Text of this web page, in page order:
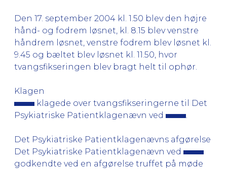
Den 17. september 2004 kl. 1.50 blev den højre
hånd- og fodrem løsnet, kl. 8.15 blev venstre
håndrem løsnet, venstre fodrem blev løsnet kl.
9.45 og bæltet blev løsnet kl. 11.50, hvor
tvangsfikseringen blev bragt helt til ophør.
Klagen
klagede over tvangsfikseringerne til Det
Psykiatriske Patientklagenævn ved
Det Psykiatriske Patientklagenævns afgørelse
Det Psykiatriske Patientklagenævn ved
godkendte ved en afgørelse truffet på møde